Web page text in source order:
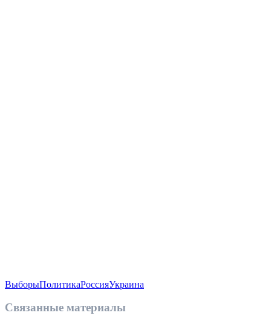
ВыборыПолитикаРоссияУкраина
Связанные материалы